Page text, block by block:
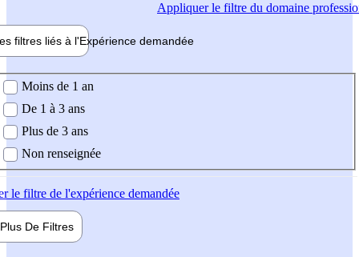
Appliquerle filtre du domaine
filtres liés à l'Expérience demandée
demandée
Moins de 1 an
De 1 à 3 ans
Plus de 3 ans
Non renseignée
le filtre de l'expérience demandée
Plus De Filtres